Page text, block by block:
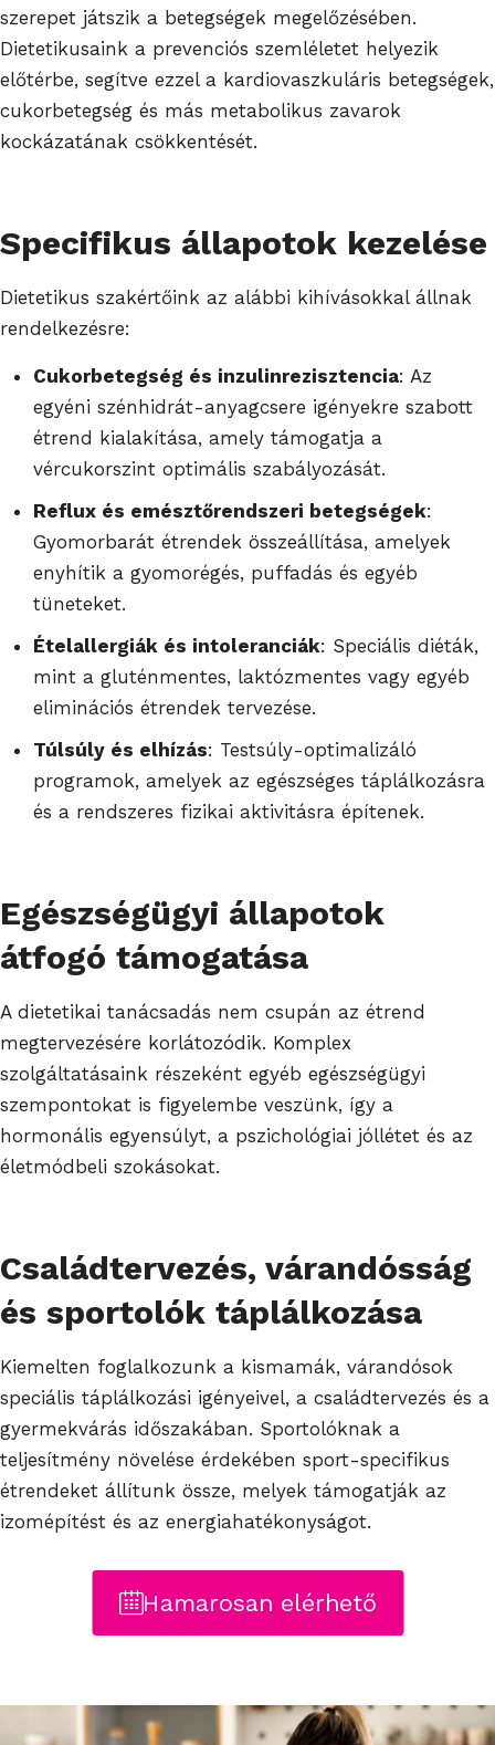
szerepet játszik a betegségek megelőzésében.
Dietetikusaink a prevenciós szemléletet helyezik
előtérbe, segítve ezzel a kardiovaszkuláris betegségek,
cukorbetegség és más metabolikus zavarok
kockázatának csökkentését.
Specifikus állapotok kezelése
Dietetikus szakértőink az alábbi kihívásokkal állnak
rendelkezésre:
Cukorbetegség és inzulinrezisztencia: Az
egyéni szénhidrát-anyagcsere igényekre szabott
étrend kialakítása, amely támogatja a
vércukorszint optimális szabályozását.
Reflux és emésztőrendszeri betegségek:
Gyomorbarát étrendek összeállítása, amelyek
enyhítik a gyomorégés, puffadás és egyéb
tüneteket.
Ételallergiák és intoleranciák: Speciális diéták,
mint a gluténmentes, laktózmentes vagy egyéb
eliminációs étrendek tervezése.
Túlsúly és elhízás: Testsúly-optimalizáló
programok, amelyek az egészséges táplálkozásra
és a rendszeres fizikai aktivitásra építenek.
Egészségügyi állapotok
átfogó támogatása
A dietetikai tanácsadás nem csupán az étrend
megtervezésére korlátozódik. Komplex
szolgáltatásaink részeként egyéb egészségügyi
szempontokat is figyelembe veszünk, így a
hormonális egyensúlyt, a pszichológiai jóllétet és az
életmódbeli szokásokat.
Családtervezés, várandósság
és sportolók táplálkozása
Kiemelten foglalkozunk a kismamák, várandósok
speciális táplálkozási igényeivel, a családtervezés és a
gyermekvárás időszakában. Sportolóknak a
teljesítmény növelése érdekében sport-specifikus
étrendeket állítunk össze, melyek támogatják az
izomépítést és az energiahatékonyságot.
Hamarosan elérhető